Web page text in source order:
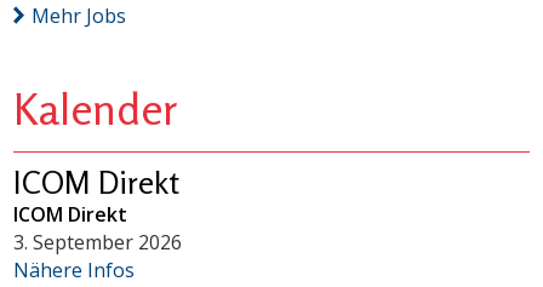
Mehr Jobs
Kalender
ICOM Direkt
ICOM Direkt
3. September 2026
Nähere Infos